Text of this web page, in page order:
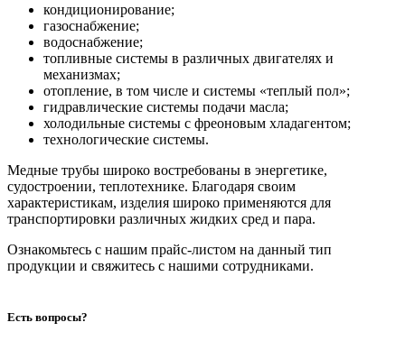
кондиционирование;
газоснабжение;
водоснабжение;
топливные системы в различных двигателях и
механизмах;
отопление, в том числе и системы «теплый пол»;
гидравлические системы подачи масла;
холодильные системы с фреоновым хладагентом;
технологические системы.
Медные трубы широко востребованы в энергетике,
судостроении, теплотехнике. Благодаря своим
характеристикам, изделия широко применяются для
транспортировки различных жидких сред и пара.
Ознакомьтесь с нашим прайс-листом на данный тип
продукции и свяжитесь с нашими сотрудниками.
Есть вопросы?